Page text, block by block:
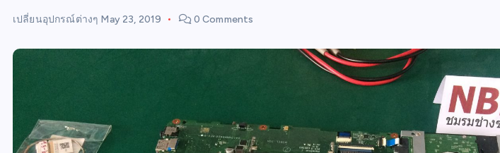
เปลี่ยนอุปกรณ์ต่างๆ May 23, 2019 0 Comments